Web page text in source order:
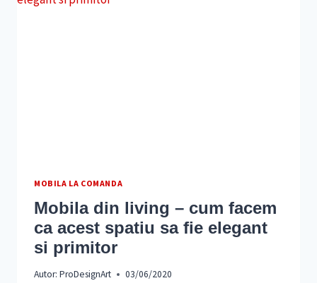
MOBILA LA COMANDA
Mobila din living – cum facem
ca acest spatiu sa fie elegant
si primitor
Autor: ProDesignArt 03/06/2020